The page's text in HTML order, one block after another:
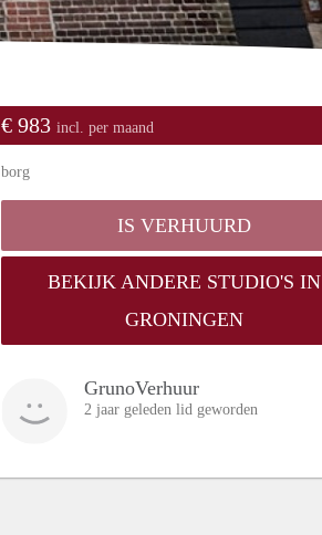
€ 983 incl. per maand
borg
IS VERHUURD
BEKIJK ANDERE STUDIO'S IN
GRONINGEN
GrunoVerhuur
2 jaar geleden lid geworden